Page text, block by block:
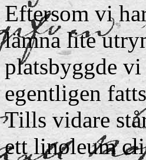
Eftersom vi
lämna lite
platsbyggde
egentligen
Tills vidare
ett linoleum